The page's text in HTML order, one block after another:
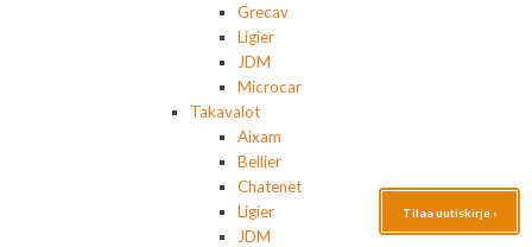
Grecav
Ligier
JDM
Microcar
Takavalot
Aixam
Bellier
Chatenet
Ligier
JDM
Tilaa uutiskirje ›